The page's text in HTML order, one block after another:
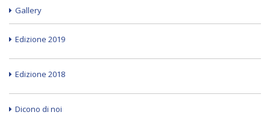
Gallery
Edizione 2019
Edizione 2018
Dicono di noi